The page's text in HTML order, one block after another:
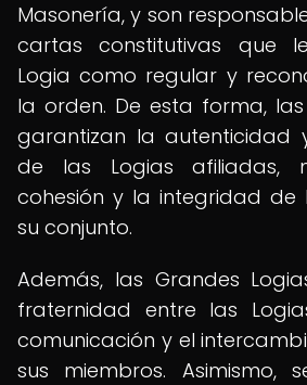
Masonería, y son
cartas constitutivas que
Logia como regular y
la orden. De esta forma,
garantizan la autenticidad
de las Logias afiliadas,
cohesión y la integridad de
su conjunto.
Además, las Grandes
fraternidad entre las
comunicación y el
sus miembros. Asimismo,